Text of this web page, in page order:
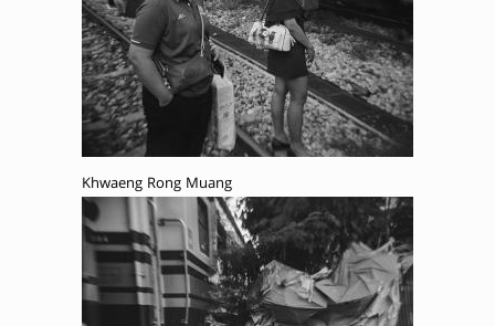
Khwaeng Rong Muang